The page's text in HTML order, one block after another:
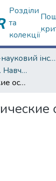
Розділи
та
колекції
Навчально-науковий інститут філософії, культурології, політології
Навчальні видання. Навчально-науковий інститут філософії, культурології, політології
Валеопедагогические основы духовности